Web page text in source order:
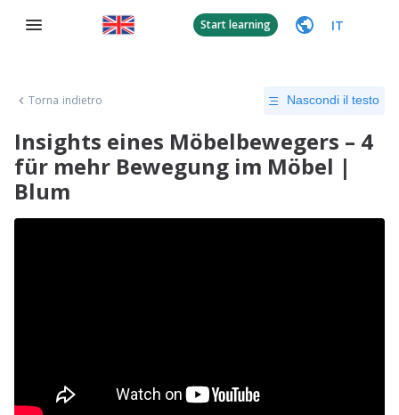
Start learning IT
Torna indietro Nascondi il testo
Insights eines Möbelbewegers – 4
für mehr Bewegung im Möbel |
Blum